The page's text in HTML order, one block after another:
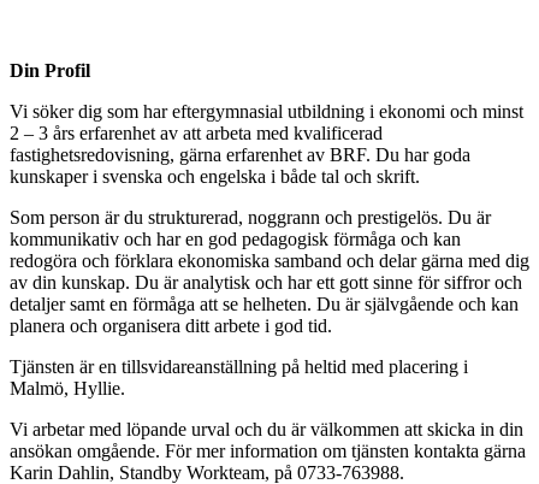
Din Profil
Vi söker dig som har eftergymnasial utbildning i ekonomi och minst
2 – 3 års erfarenhet av att arbeta med kvalificerad
fastighetsredovisning, gärna erfarenhet av BRF. Du har goda
kunskaper i svenska och engelska i både tal och skrift.
Som person är du strukturerad, noggrann och prestigelös. Du är
kommunikativ och har en god pedagogisk förmåga och kan
redogöra och förklara ekonomiska samband och delar gärna med dig
av din kunskap. Du är analytisk och har ett gott sinne för siffror och
detaljer samt en förmåga att se helheten. Du är självgående och kan
planera och organisera ditt arbete i god tid.
Tjänsten är en tillsvidareanställning på heltid med placering i
Malmö, Hyllie.
Vi arbetar med löpande urval och du är välkommen att skicka in din
ansökan omgående. För mer information om tjänsten kontakta gärna
Karin Dahlin, Standby Workteam, på 0733-763988.